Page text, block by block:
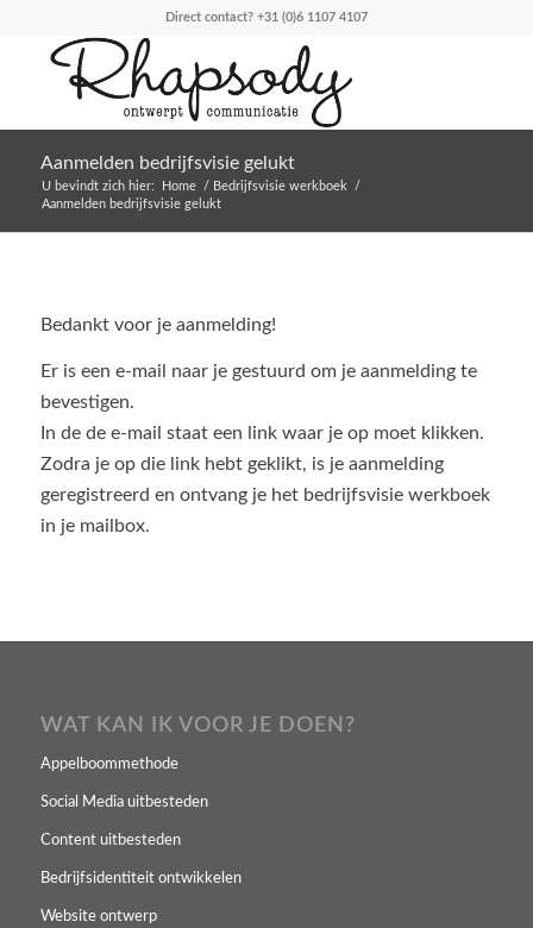
Direct contact? +31 (0)6 1107 4107
Aanmelden bedrijfsvisie gelukt
U bevindt zich hier: Home / Bedrijfsvisie werkboek
/
Aanmelden bedrijfsvisie gelukt
Bedankt voor je aanmelding!
Er is een e-mail naar je gestuurd om je aanmelding te
bevestigen.
In de de e-mail staat een link waar je op moet klikken.
Zodra je op die link hebt geklikt, is je aanmelding
geregistreerd en ontvang je het bedrijfsvisie werkboek
in je mailbox.
WAT KAN IK VOOR JE DOEN?
Appelboommethode
Social Media uitbesteden
Content uitbesteden
Bedrijfsidentiteit ontwikkelen
Website ontwerp